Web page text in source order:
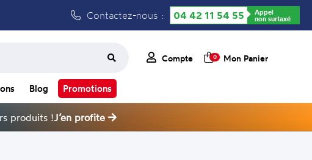
Contactez-nous : 04 42 11 54 55 Appel
non surtaxé
Compte 0 Mon Panier
Blog Promotions
produits !J’en profite